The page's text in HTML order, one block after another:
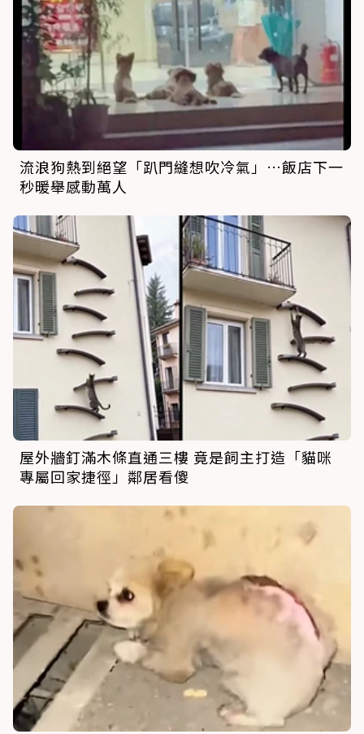
流浪狗熱到絕望「趴門縫想吹冷氣」…飯店下一
秒暖舉感動萬人
屋外牆釘滿木條直通三樓 竟是飼主打造「貓咪
專屬回家捷徑」鄰居看傻